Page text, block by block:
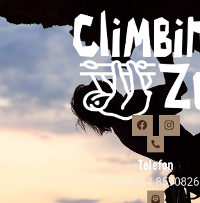
Telefon
+43 664 8590826